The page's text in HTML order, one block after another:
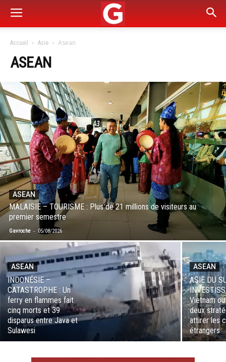
Accueil Asie Asean
ASEAN
ASEAN
MALAISIE – TOURISME : Plus de 21 millions de visiteurs au
premier semestre
Gavroche - 05/08/2026
ASEAN
INDONÉSIE –
CATASTROPHE : Un
ferry en flammes fait
cinq morts et 39
disparus entre Java et
Sulawesi
ASEAN
ASIE DU
Vietnam
deux
attirer les
étrangers